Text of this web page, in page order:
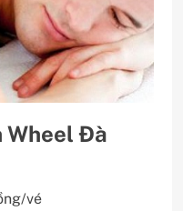
Wheel Đà
vé